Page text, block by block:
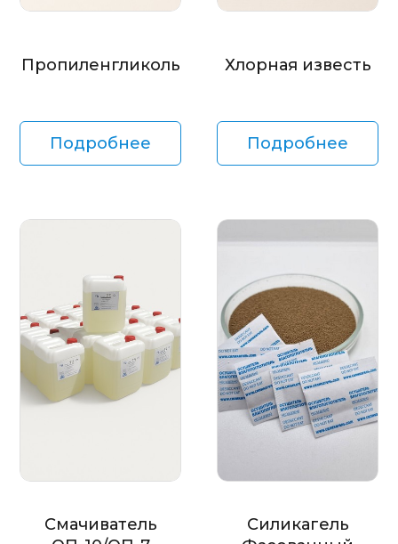
Пропиленгликоль
Подробнее
Хлорная известь
Подробнее
Смачиватель
Силикагель